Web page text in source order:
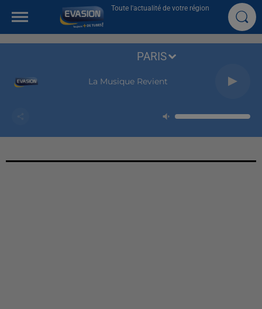
Toute l'actualité de votre région
La Musique Revient
PARIS